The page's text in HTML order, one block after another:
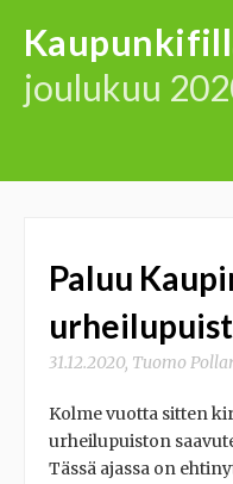
content
joulukuu
Paluu
31.12.2020, Tuomo
Kolme vuotta sitten
urheilupuiston
Tässä ajassa on